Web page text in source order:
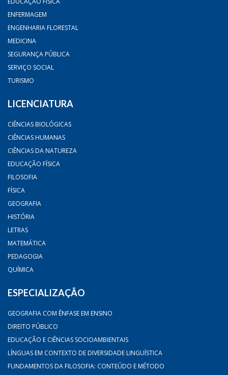
ENFERMAGEM
ENGENHARIA FLORESTAL
MEDICINA
SEGURANÇA PÚBLICA
SERVIÇO SOCIAL
TURISMO
LICENCIATURA
CIÊNCIAS BIOLÓGICAS
CIÊNCIAS HUMANAS
CIÊNCIAS DA NATUREZA
EDUCAÇÃO FÍSICA
FILOSOFIA
FÍSICA
GEOGRAFIA
HISTÓRIA
LETRAS
MATEMÁTICA
PEDAGOGIA
QUÍMICA
ESPECIALIZAÇÃO
GEOGRAFIA COM ÊNFASE EM ENSINO
DIREITO PÚBLICO
EDUCAÇÃO E CIÊNCIAS SOCIOAMBIENTAIS
LÍNGUAS EM CONTEXTO DE DIVERSIDADE LINGUÍSTICA
FUNDAMENTOS DA FILOSOFIA: CONTEÚDO E MÉTODO